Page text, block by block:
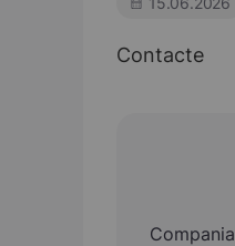
Contacte
Compania